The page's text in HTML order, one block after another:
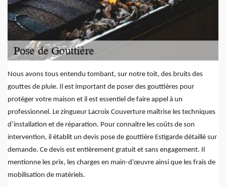
Nous avons tous entendu tombant, sur notre toit, des bruits des
gouttes de pluie. Il est important de poser des gouttières pour
protéger votre maison et il est essentiel de faire appel à un
professionnel. Le zingueur Lacroix Couverture maîtrise les techniques
d’installation et de réparation. Pour connaître les coûts de son
intervention, il établit un devis pose de gouttière Estigarde détaillé sur
demande. Ce devis est entièrement gratuit et sans engagement. Il
mentionne les prix, les charges en main-d’œuvre ainsi que les frais de
mobilisation de matériels.